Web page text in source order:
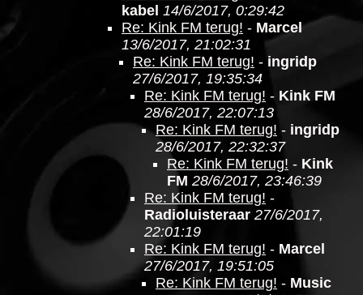
kabel 14/6/2017, 0:29:42
Re: Kink FM terug! - Marcel
13/6/2017, 21:02:31
Re: Kink FM terug! - ingridp
27/6/2017, 19:35:34
Re: Kink FM terug! - Kink FM
28/6/2017, 22:07:13
Re: Kink FM terug! - ingridp
28/6/2017, 22:32:37
Re: Kink FM terug! - Kink
FM 28/6/2017, 23:46:39
Re: Kink FM terug! -
Radioluisteraar 27/6/2017,
22:01:19
Re: Kink FM terug! - Marcel
27/6/2017, 19:51:05
Re: Kink FM terug! - Music